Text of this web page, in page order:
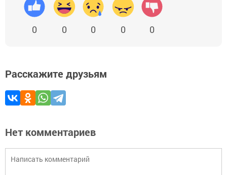
0 0 0 0 0
Расскажите друзьям
Нет комментариев